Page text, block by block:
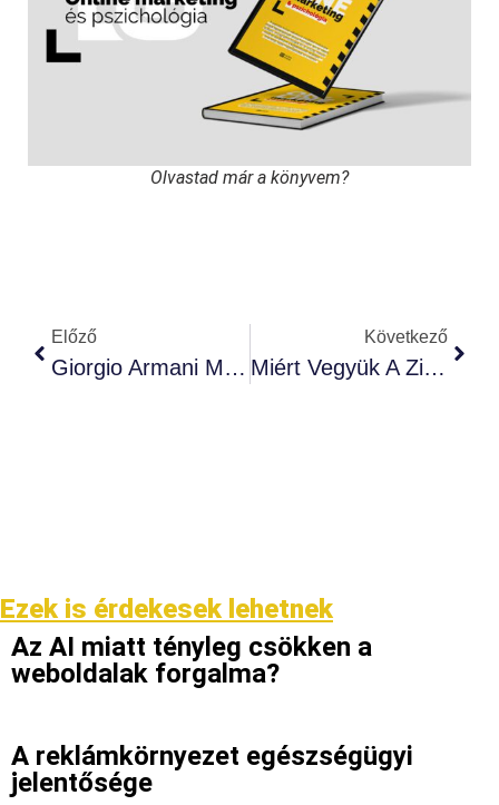
Olvastad már a könyvem?
Előző
Giorgio Armani Marketing Tanácsai
Következő
Miért Vegyük A Zippo Öngyújtó Marketingjét Komolyan?
Ezek is érdekesek lehetnek
Az AI miatt tényleg csökken a
weboldalak forgalma?
A reklámkörnyezet egészségügyi
jelentősége